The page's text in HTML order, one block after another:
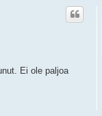
Ei ole paljoa